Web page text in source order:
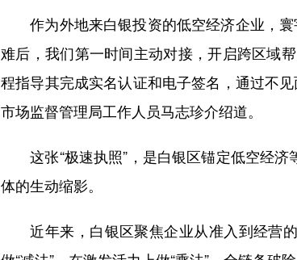
作为外地来白银投资的低空经济企业，寰
难后，我们第一时间主动对接，开启跨区域
程指导其完成实名认证和电子签名，通过不
市场监督管理局工作人员马志珍介绍道。
这张“极速执照”，是白银区锚定低空经济
体的生动缩影。
近年来，白银区聚焦企业从准入到经营的